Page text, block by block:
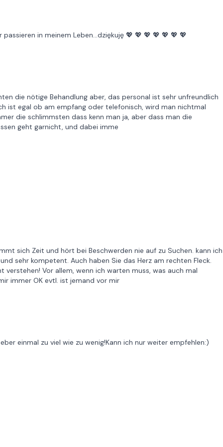
in meinem Leben...dziękuję 💖 💖 💖 💖 💖 💖 💖
die nötige Behandlung aber, das personal ist sehr unfreundlich
ist egal ob am empfang oder telefonisch, wird man nichtmal
die schlimmsten dass kenn man ja, aber dass man die
geht garnicht, und dabei imme
sich Zeit und hört bei Beschwerden nie auf zu Suchen. kann ich
sehr kompetent. Auch haben Sie das Herz am rechten Fleck.
Vor allem, wenn ich warten muss, was auch mal
immer OK evtl. ist jemand vor mir
einmal zu viel wie zu wenig!Kann ich nur weiter empfehlen:)